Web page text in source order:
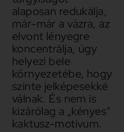
alaposan redukálja,
már-már a vázra, az
elvont lényegre
koncentrálja, úgy
helyezi bele
környezetébe, hogy
szinte jelképesekké
válnak. És nem is
kizárólag a „kényes”
kaktusz-motívum.